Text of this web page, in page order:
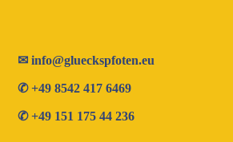
✉info@glueckspfoten.eu
✆ +49 8542 417 6469
✆ +49 151 175 44 236